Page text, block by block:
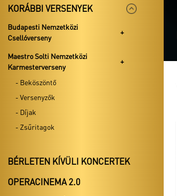
KORÁBBI VERSENYEK
Budapesti Nemzetközi
Csellóverseny
Maestro Solti Nemzetközi
Karmesterverseny
- Beköszöntő
- Versenyzők
- Díjak
- Zsűritagok
BÉRLETEN KÍVÜLI KONCERTEK
OPERACINEMA 2.0